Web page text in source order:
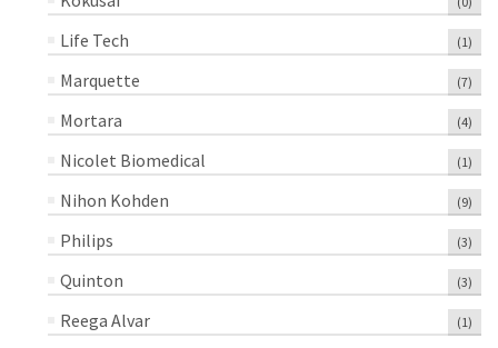
Life Tech (1)
Marquette (7)
Mortara (4)
Nicolet Biomedical (1)
Nihon Kohden (9)
Philips (3)
Quinton (3)
Reega Alvar (1)